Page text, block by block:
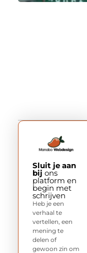
Sluit je aan
bij ons
platform en
begin met
schrijven
Heb je een
verhaal te
vertellen, een
mening te
delen of
gewoon zin om